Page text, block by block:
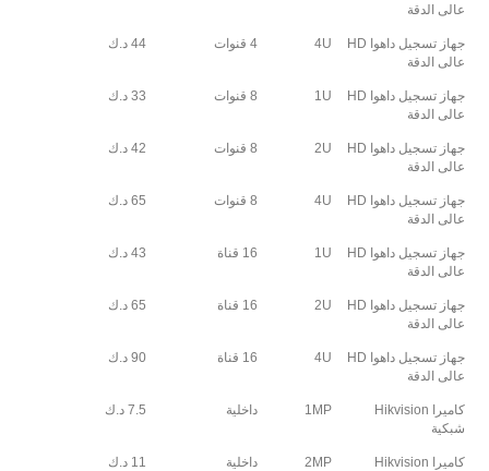
عالى الدقة
جهاز تسجيل داهوا HD
عالى الدقة
4U 4 قنوات 44 د.ك
جهاز تسجيل داهوا HD
عالى الدقة
1U 8 قنوات 33 د.ك
جهاز تسجيل داهوا HD
عالى الدقة
2U 8 قنوات 42 د.ك
جهاز تسجيل داهوا HD
عالى الدقة
4U 8 قنوات 65 د.ك
جهاز تسجيل داهوا HD
عالى الدقة
1U 16 قناة 43 د.ك
جهاز تسجيل داهوا HD
عالى الدقة
2U 16 قناة 65 د.ك
جهاز تسجيل داهوا HD
عالى الدقة
4U 16 قناة 90 د.ك
كاميرا Hikvision
شبكية
1MP داخلية 7.5 د.ك
كاميرا Hikvision
2MP داخلية 11 د.ك